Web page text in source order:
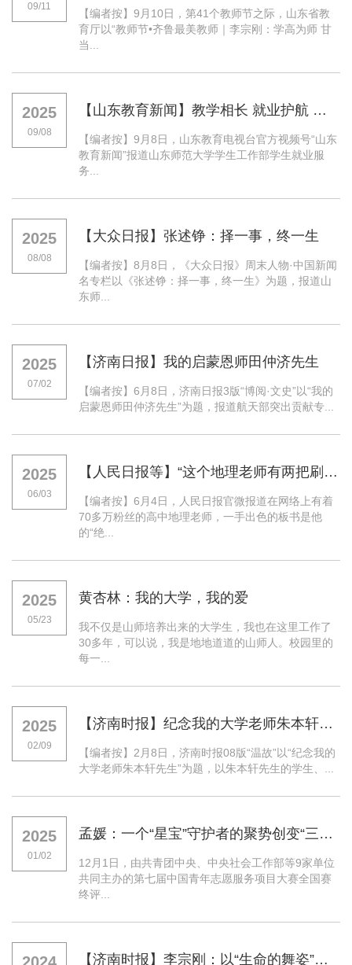
09/11
【编者按】9月10日，第41个教师节之际，山东省教
育厅以“教师节•齐鲁最美教师｜李宗刚：学高为师 甘
当...
2025
09/08
【山东教育新闻】教学相长 就业护航 褚庆成：护航山东师范大学学子就业的用心人
【编者按】9月8日，山东教育电视台官方视频号“山东
教育新闻”报道山东师范大学学生工作部学生就业服
务...
2025
08/08
【大众日报】张述铮：择一事，终一生
【编者按】8月8日，《大众日报》周末人物·中国新闻
名专栏以《张述铮：择一事，终一生》为题，报道山
东师...
2025
07/02
【济南日报】我的启蒙恩师田仲济先生
【编者按】6月8日，济南日报3版“博阅·文史”以“我的
启蒙恩师田仲济先生”为题，报道航天部突出贡献专...
2025
06/03
【人民日报等】“这个地理老师有两把刷子！”
【编者按】6月4日，人民日报官微报道在网络上有着
70多万粉丝的高中地理老师，一手出色的板书是他
的“绝...
2025
05/23
黄杏林：我的大学，我的爱
我不仅是山师培养出来的大学生，我也在这里工作了
30多年，可以说，我是地地道道的山师人。校园里的
每一...
2025
02/09
【济南时报】纪念我的大学老师朱本轩先生
【编者按】2月8日，济南时报08版“温故”以“纪念我的
大学老师朱本轩先生”为题，以朱本轩先生的学生、...
2025
01/02
孟媛：一个“星宝”守护者的聚势创变“三部曲”
12月1日，由共青团中央、中央社会工作部等9家单位
共同主办的第七届中国青年志愿服务项目大赛全国赛
终评...
【济南时报】李宗刚：以“生命的舞姿”，勇攀学术高峰